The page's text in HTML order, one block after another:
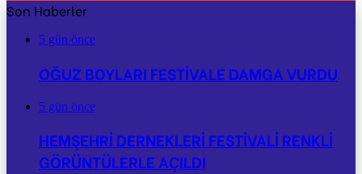
Son Haberler
5 gün önce
OĞUZ BOYLARI FESTİVALE DAMGA VURDU
5 gün önce
HEMŞEHRİ DERNEKLERİ FESTİVALİ RENKLİ
GÖRÜNTÜLERLE AÇILDI